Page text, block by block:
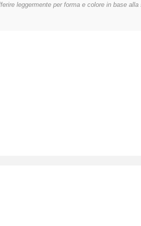
leggermente per forma e colore in base alla